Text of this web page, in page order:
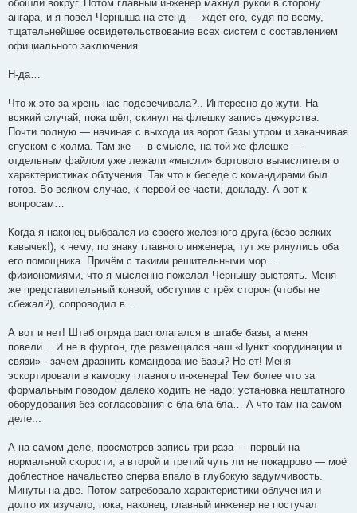
обошли вокруг. Потом главный инженер махнул рукой в сторону
ангара, и я повёл Черныша на стенд — ждёт его, судя по всему,
тщательнейшее освидетельствование всех систем с составлением
официального заключения.
Н-да…
Что ж это за хрень нас подсвечивала?.. Интересно до жути. На
всякий случай, пока шёл, скинул на флешку запись дежурства.
Почти полную — начиная с выхода из ворот базы утром и заканчивая
спуском с холма. Там же — в смысле, на той же флешке —
отдельным файлом уже лежали «мысли» бортового вычислителя о
характеристиках облучения. Так что к беседе с командирами был
готов. Во всяком случае, к первой её части, докладу. А вот к
вопросам…
Когда я наконец выбрался из своего железного друга (безо всяких
кавычек!), к нему, по знаку главного инженера, тут же ринулись оба
его помощника. Причём с такими решительными мор…
физиономиями, что я мысленно пожелал Чернышу выстоять. Меня
же представительный конвой, обступив с трёх сторон (чтобы не
сбежал?), сопроводил в…
А вот и нет! Штаб отряда располагался в штабе базы, а меня
повели… И не в фургон, где размещался наш «Пункт координации и
связи» - зачем дразнить командование базы? Не-ет! Меня
эскортировали в каморку главного инженера! Тем более что за
формальным поводом далеко ходить не надо: установка нештатного
оборудования без согласования с бла-бла-бла… А что там на самом
деле...
А на самом деле, просмотрев запись три раза — первый на
нормальной скорости, а второй и третий чуть ли не покадрово — моё
доблестное начальство сперва впало в глубокую задумчивость.
Минуты на две. Потом затребовало характеристики облучения и
долго их изучало, пока, наконец, главный инженер не постучал